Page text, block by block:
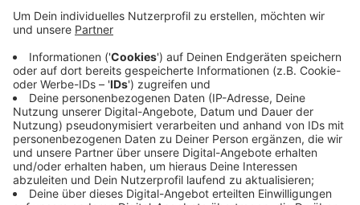
Laut der Polizei wollte ein Autofahrer in Richtung
Uerdingen fahren. Dieser übersah beim Abbiegen von
der Philadelphia- auf die Uerdinger Straße einen
entgegenkommenden Wagen. Bei dem Zusammenprall
wurden zwei Personen verletzt und anschließend ins
Krankenhaus gebracht. Während der Unfallaufnahme